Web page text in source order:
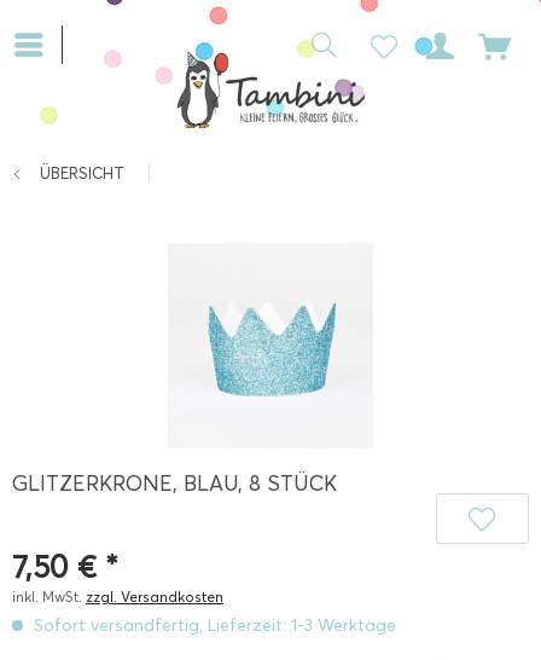
ÜBERSICHT
GLITZERKRONE, BLAU, 8 STÜCK
7,50 € *
inkl. MwSt. zzgl. Versandkosten
Sofort versandfertig, Lieferzeit: 1-3 Werktage